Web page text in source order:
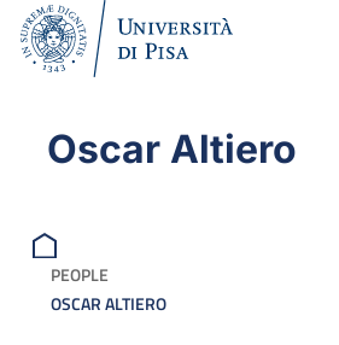
Oscar Altiero
PEOPLE
OSCAR ALTIERO